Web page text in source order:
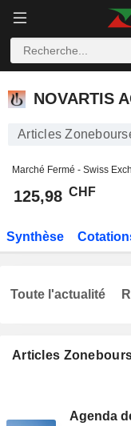
NOVARTIS AG
NOVARTIS
Articles
Marché Fermé - Swiss
125,98 CHF
Synthèse
Articles
Agenda
Toute l'actualité